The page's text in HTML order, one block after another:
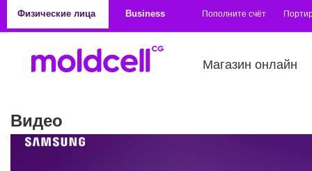
Физические лица
Business Пополните счёт
Магазин онлайн
Видео